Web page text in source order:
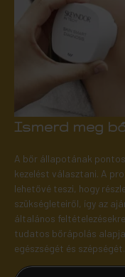
Ismerd meg
A bőr állapotának
kezelést választani. A
lehetővé teszi, hogy
szükségleteiről, így az
általános
tudatos bőrápolás
egészségét és szépségét.